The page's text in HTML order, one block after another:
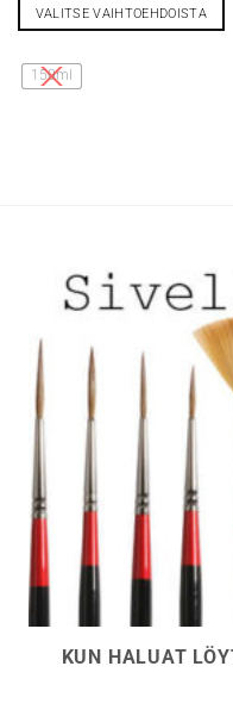
VALITSE VAIHTOEHDOISTA
tuotteella
on
150ml
KUN HALUAT